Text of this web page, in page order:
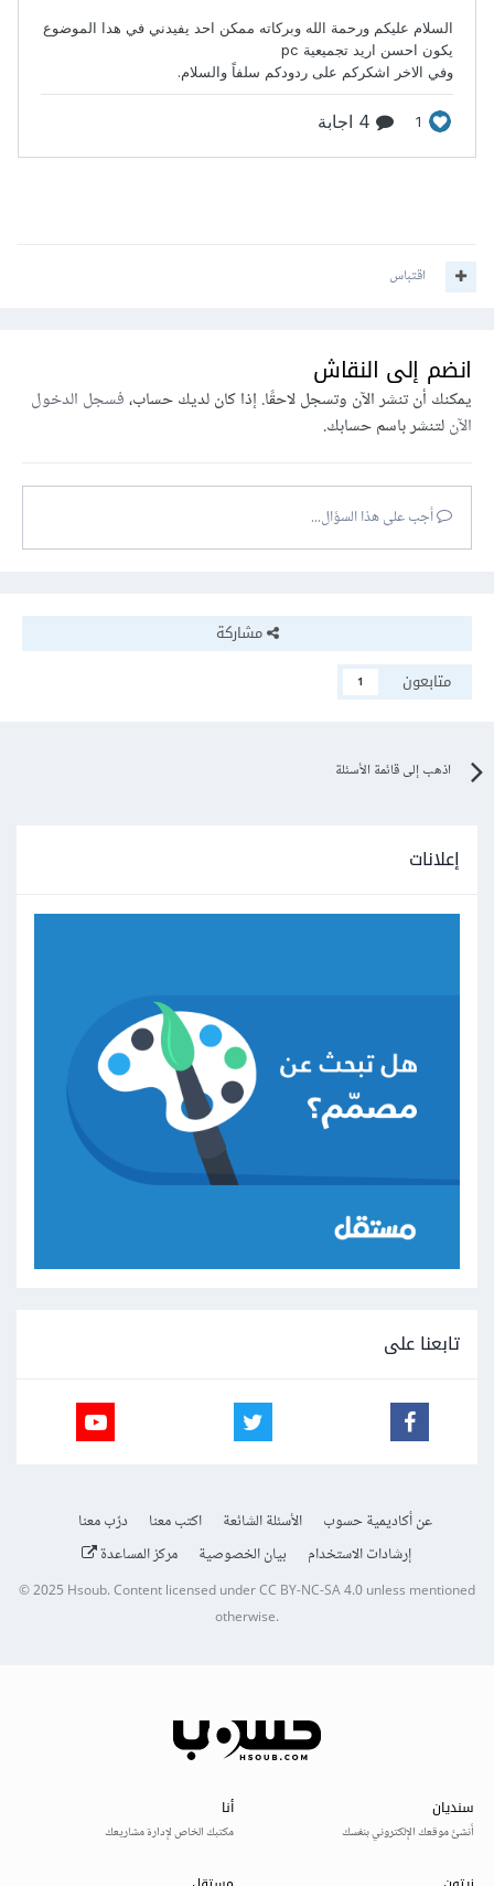
اقتباس
انضم إلى النقاش
يمكنك أن تنشر الآن وتسجل لاحقًا. إذا كان لديك حساب،فسجل الدخول
الآنلتنشر باسم حسابك.
أجب على هذا السؤال...
مشاركة
متابعون
1
اذهب إلى قائمة الأسئلة
إعلانات
تابعنا على
عن أكاديمية حسوب الأسئلة الشائعة اكتب معنا
درّب معنا
إرشادات الاستخدام
بيان الخصوصية مركز المساعدة
© 2025Hsoub.Content licensed underCC BY-NC-SA 4.0unless mentioned
otherwise.